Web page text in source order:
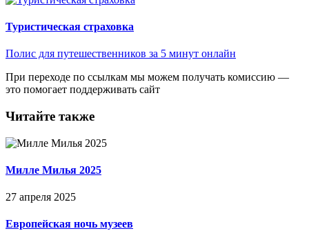
Туристическая страховка
Полис для путешественников за 5 минут онлайн
При переходе по ссылкам мы можем получать комиссию —
это помогает поддерживать сайт
Читайте также
Милле Милья 2025
27 апреля 2025
Европейская ночь музеев